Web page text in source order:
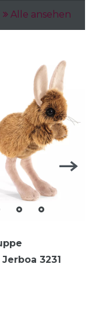
Alle ansehen
3231